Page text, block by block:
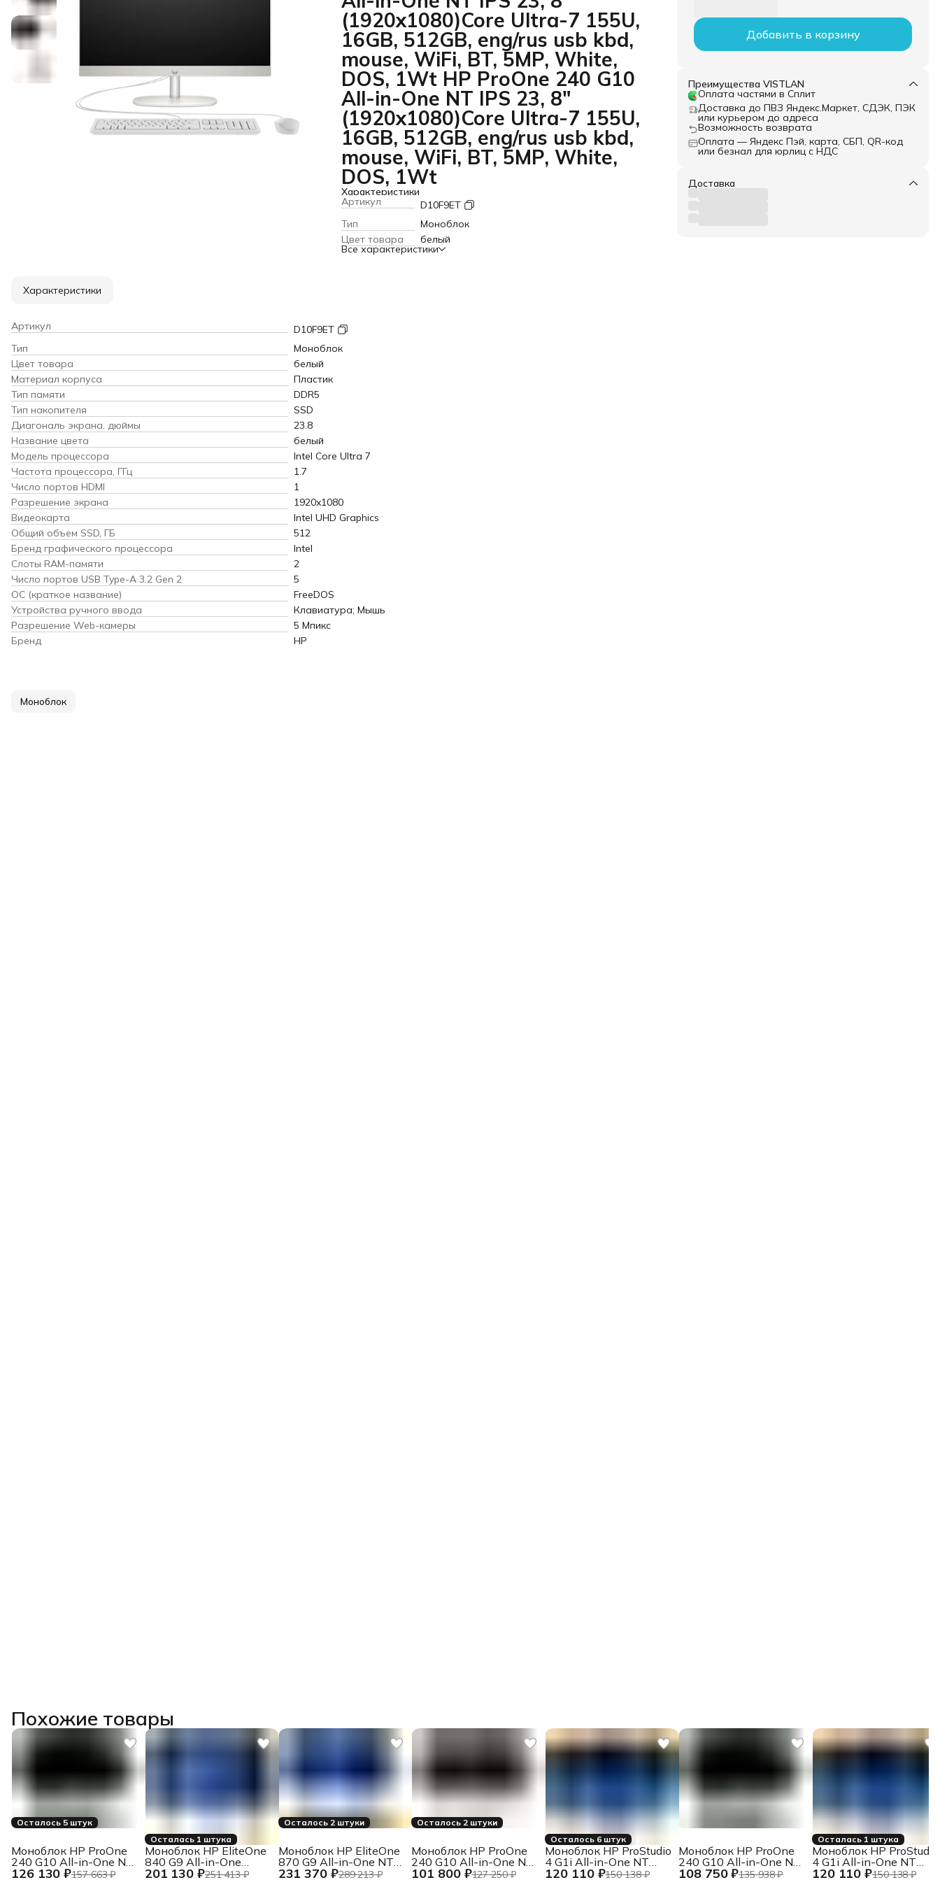
(1920x1080)Core Ultra-7 155U,
16GB, 512GB, eng/rus usb kbd,
mouse, WiFi, BT, 5MP, White,
DOS, 1Wt HP ProOne 240 G10
All-in-One NT IPS 23, 8"
(1920x1080)Core Ultra-7 155U,
16GB, 512GB, eng/rus usb kbd,
mouse, WiFi, BT, 5MP, White,
DOS, 1Wt
Характеристики
Артикул
D10F9ET
Тип
Моноблок
Цвет товара
белый
Все характеристики
Добавить в корзину
Преимущества VISTLAN
Оплата частями в Сплит
Доставка до ПВЗ Яндекс.Маркет, СДЭК, ПЭК
или курьером до адреса
Возможность возврата
Оплата — Яндекс Пэй, карта, СБП, QR-код
или безнал для юрлиц с НДС
Доставка
Характеристики
Артикул
D10F9ET
Тип
Моноблок
Цвет товара
белый
Материал корпуса
Пластик
Тип памяти
DDR5
Тип накопителя
SSD
Диагональ экрана, дюймы
23.8
Название цвета
белый
Модель процессора
Intel Core Ultra 7
Частота процессора, ГГц
1.7
Число портов HDMI
1
Разрешение экрана
1920x1080
Видеокарта
Intel UHD Graphics
Общий объем SSD, ГБ
512
Бренд графического процессора
Intel
Слоты RAM-памяти
2
Число портов USB Type-A 3.2 Gen 2
5
ОС (краткое название)
FreeDOS
Устройства ручного ввода
Клавиатура; Мышь
Разрешение Web-камеры
5 Мпикс
Бренд
HP
Моноблок
Похожие товары
Осталось 5 штук
126 130 ₽157 663 ₽
Моноблок HP ProOne
240 G10 All-in-One NT
IPS 23, 8"
Осталась 1 штука
201 130 ₽251 413 ₽
Моноблок HP EliteOne
840 G9 All-in-One
Touch 23, 8" IPS
Осталось 2 штуки
231 370 ₽289 213 ₽
Моноблок HP EliteOne
870 G9 All-in-One NT
27" IPS
Осталось 2 штуки
101 800 ₽127 250 ₽
Моноблок HP ProOne
240 G10 All-in-One NT
IPS 23, 8"
Осталось 6 штук
120 110 ₽150 138 ₽
Моноблок HP ProStudio
4 G1i All-in-One NT
23.8" IPS
108 750 ₽135 938 ₽
Моноблок HP ProOne
240 G10 All-in-One NT
IPS 23, 8"
Осталась 1 штука
120 110 ₽150 138 ₽
Моноблок HP ProStudio
4 G1i All-in-One NT
23.8" IPS